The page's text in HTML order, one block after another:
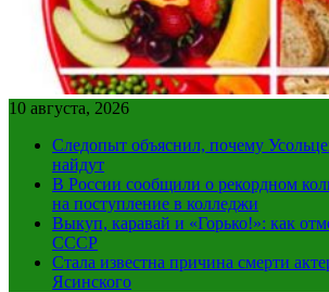
10 августа, 2026
Следопыт объяснил, почему
найдут
В России сообщили о рекордном
на поступление в колледжи
Выкуп, каравай и «Горько!»: как
СССР
Стала известна причина смерти
Ясинского